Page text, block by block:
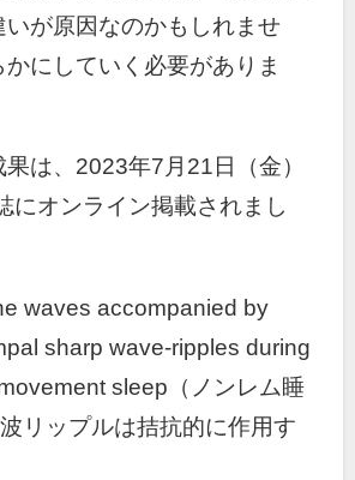
が原因なのかもしれませ
にしていく必要がありま
は、 2023年7月 21 日（金）
にオンライン掲載されまし
waves accompanied by
sharp wave-ripples during
sleep（ノンレム睡
リップルは拮抗的に作用す